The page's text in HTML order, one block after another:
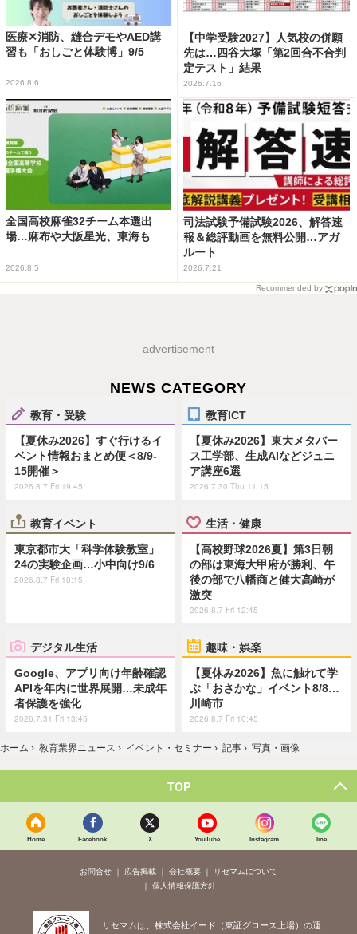
医療✕消防、縫合デモやAED講
習も「おしごと体験博」9/5
2026.8.6
【中学受験2027】人気校の併願
先は…四谷大塚「第2回合不合判
定テスト」結果
2026.7.16
全国高校麻雀32チーム本選出
場…麻布や大阪星光、東海も
2026.8.5
司法試験予備試験2026、解答速
報＆総評動画を無料公開…アガ
ルート
2026.7.21
Recommended by
advertisement
NEWS CATEGORY
教育・受験
【夏休み2026】すぐ行けるイ
ベント情報おまとめ便＜8/9-
15開催＞
2026.8.7 Fri 19:45
教育ICT
【夏休み2026】東大メタバー
ス工学部、生成AIなどジュニ
ア講座6選
2026.7.30 Thu 11:15
教育イベント
東京都市大「科学体験教室」
24の実験企画…小中向け9/6
2026.8.7 Fri 18:15
生活・健康
【高校野球2026夏】第3日朝
の部は東海大甲府が勝利、午
後の部で八幡商と健大高崎が
激突
2026.8.7 Fri 12:45
デジタル生活
Google、アプリ向け年齢確認
APIを年内に世界展開…未成年
者保護を強化
2026.7.31 Fri 13:45
趣味・娯楽
【夏休み2026】魚に触れて学
ぶ「おさかな」イベント8/8…
川崎市
2026.8.7 Fri 10:45
ホーム › 教育業界ニュース › イベント・セミナー › 記事 › 写真・画像
TOP
Home Facebook X YouTube Instagram line
お問合せ 広告掲載 会社概要
リセマムについて
個人情報保護方針
リセマムは、株式会社イード（東証グロース上場）の運